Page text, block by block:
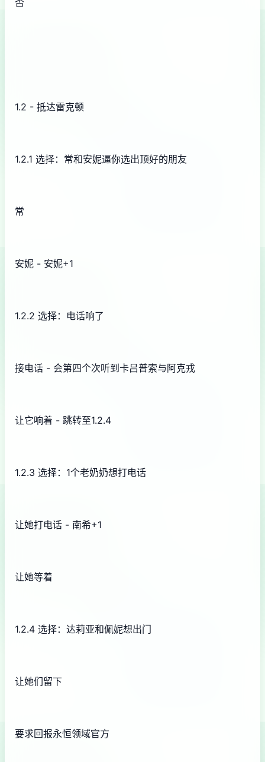
否
1.2 - 抵达雷克顿
1.2.1 选择：常和安妮逼你选出顶好的朋友
常
安妮 - 安妮+1
1.2.2 选择：电话响了
接电话 - 会第四个次听到卡吕普索与阿克戎
让它响着 - 跳转至1.2.4
1.2.3 选择：1个老奶奶想打电话
让她打电话 - 南希+1
让她等着
1.2.4 选择：达莉亚和佩妮想出门
让她们留下
要求回报永恒领域官方